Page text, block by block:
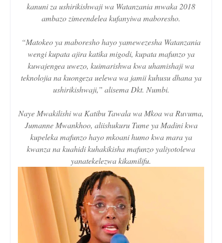
kanuni za ushirikishwaji wa Watanzania mwaka 2018
ambazo zimeendelea kufanyiwa maboresho.
“Matokeo ya maboresho hayo yamewezesha Watanzania
wengi kupata ajira katika migodi, kupata mafunzo ya
kuwajengea uwezo, kuimarishwa kwa uhamishaji wa
teknolojia na kuongeza uelewa wa jamii kuhusu dhana ya
ushirikishwaji,” alisema Dkt. Numbi.
Naye Mwakilishi wa Katibu Tawala wa Mkoa wa Ruvuma,
Jumanne Mwankhoo, aliishukuru Tume ya Madini kwa
kupeleka mafunzo hayo mkoani humo kwa mara ya
kwanza na kuahidi kuhakikisha mafunzo yaliyotolewa
yanatekelezwa kikamilifu.